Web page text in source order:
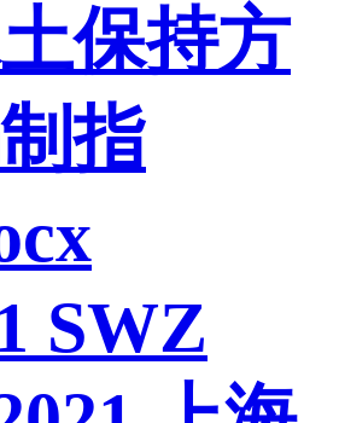
保持方
指
SWZ